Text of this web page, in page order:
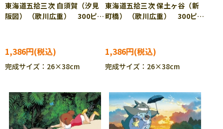
東海道五拾三次 白須賀（汐見
阪図） （歌川広重） 300ピー
1,386円
完成サイズ：26×38cm
東海道五拾三次 保土ヶ谷（新
町橋） （歌川広重） 300ピー
1,386円
完成サイズ：26×38cm